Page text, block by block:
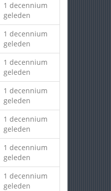
1 decennium
geleden
1 decennium
geleden
1 decennium
geleden
1 decennium
geleden
1 decennium
geleden
1 decennium
geleden
1 decennium
geleden